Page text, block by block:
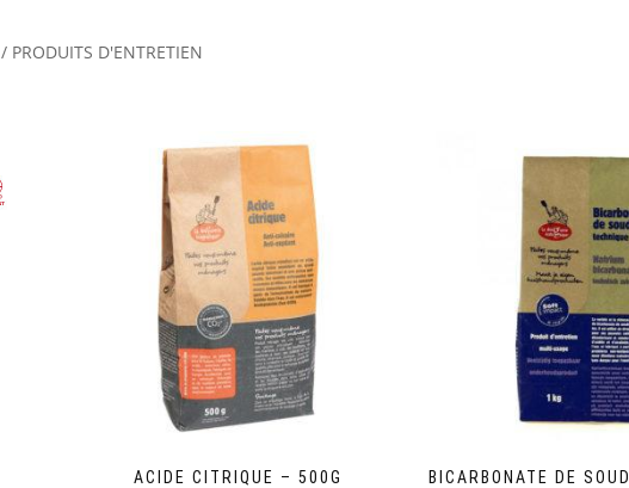
/ PRODUITS D'ENTRETIEN
ACIDE CITRIQUE – 500G
BICARBONATE DE